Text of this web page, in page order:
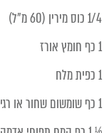
1/4 כוס מירין (60 מ"ל)
1 כף חומץ אורז
1 כפית מלח
1 כף שומשום שחור או רגיל